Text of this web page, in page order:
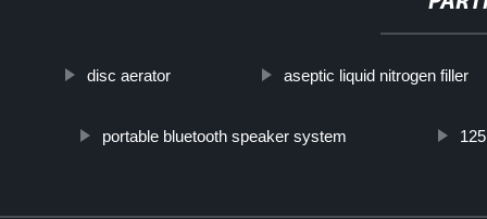
disc aerator aseptic liquid nitrogen filler
portable bluetooth speaker system